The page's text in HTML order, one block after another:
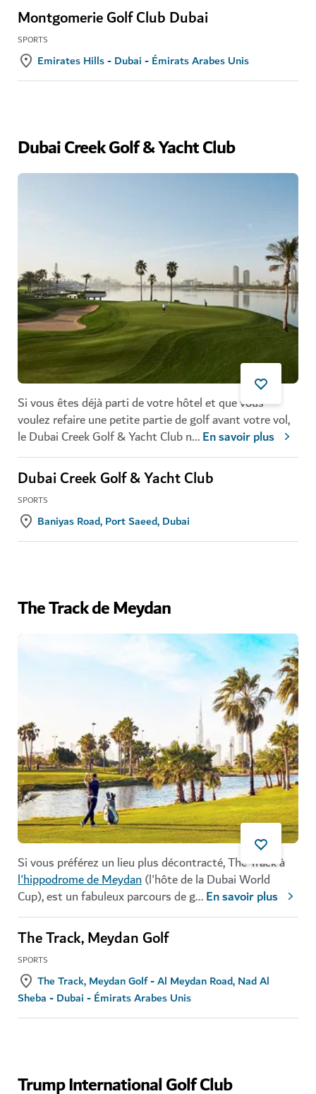
Montgomerie Golf Club Dubai
SPORTS
Emirates Hills - Dubai - Émirats Arabes Unis
Dubai Creek Golf & Yacht Club
Si vous êtes déjà parti de votre hôtel et que vous
voulez refaire une petite partie de golf avant votre vol,
le Dubai Creek Golf & Yacht Club n...En savoir plus
Dubai Creek Golf & Yacht Club
SPORTS
Baniyas Road, Port Saeed, Dubai
The Track de Meydan
Si vous préférez un lieu plus décontracté, The Track à
l'hippodrome de Meydan(l'hôte de la Dubai World
Cup), est un fabuleux parcours de g...En savoir plus
The Track, Meydan Golf
SPORTS
The Track, Meydan Golf - Al Meydan Road, Nad Al
Sheba - Dubai - Émirats Arabes Unis
Trump International Golf Club